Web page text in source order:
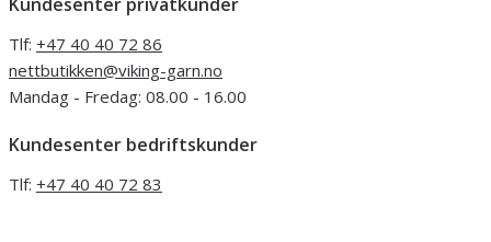
Tlf: +47 40 40 72 86
nettbutikken@viking-garn.no
Mandag - Fredag: 08.00 - 16.00
Kundesenter bedriftskunder
Tlf: +47 40 40 72 83